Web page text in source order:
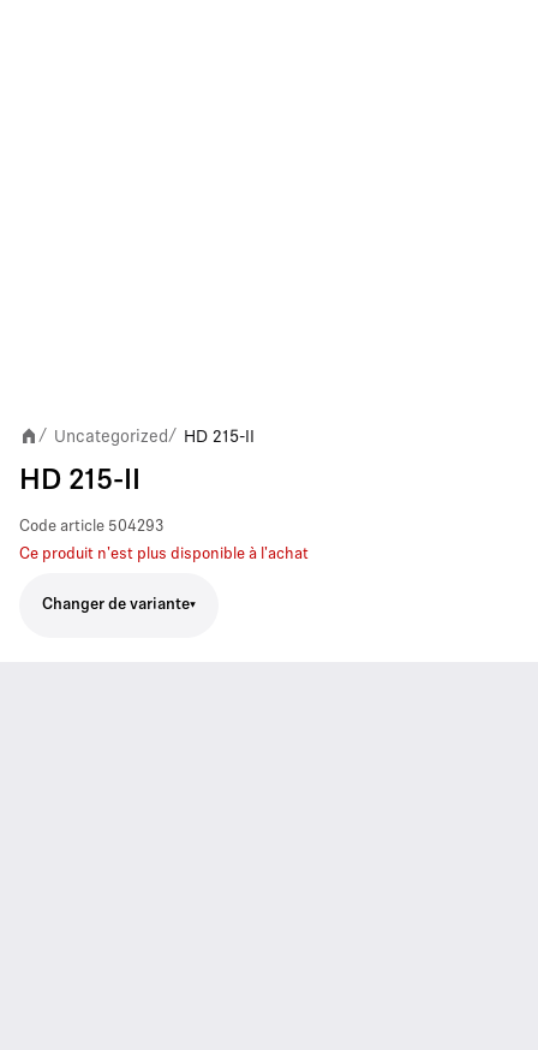
/ Uncategorized/ HD 215-II
HD 215-II
Code article 504293
Ce produit n'est plus disponible à l'achat
Changer de variante